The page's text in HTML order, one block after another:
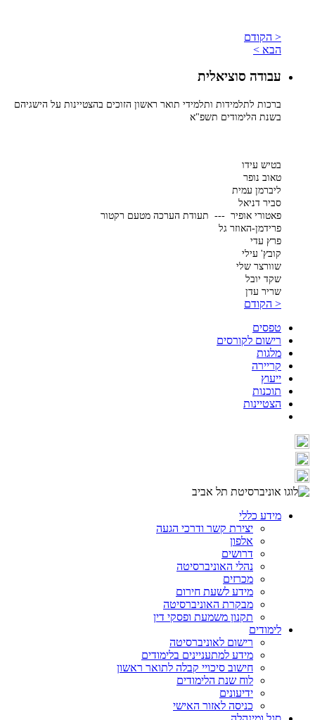
< הקודם
הבא >
עבודה סוציאלית
ברכות לתלמידות ותלמידי תואר ראשון הזוכים בהצטיינות על הישגיהם
בשנת הלימודים תשפ"א
בטיש עידו
טאוב נופר
ליברמן עמית
סביר דניאל
פאטורי אופיר --- תעודת הערכה מטעם רקטור
פרידמן-האוזר גל
פרץ עדי
קובץ' עילי
שוורצר שלי
שקד יובל
שריר עדן
< הקודם
טפסים
רישום לקורסים
מלגות
קריירה
ייעוץ
תוכנות
הצטיינות
מידע כללי
יצירת קשר ודרכי הגעה
אלפון
דרושים
נהלי האוניברסיטה
מכרזים
מידע לשעת חירום
מבקרת האוניברסיטה
תקנון משמעת ופסקי דין
לימודים
רישום לאוניברסיטה
מידע למתעניינים בלימודים
חישוב סיכויי קבלה לתואר ראשון
לוח שנת הלימודים
ידיעונים
כניסה לאזור האישי